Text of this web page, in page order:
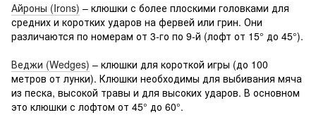
Айроны (Irons) – клюшки с более плоскими головками для
средних и коротких ударов на фервей или грин. Они
различаются по номерам от 3-го по 9-й (лофт от 15° до 45°).
Веджи (Wedges) – клюшки для короткой игры (до 100
метров от лунки). Клюшки необходимы для выбивания мяча
из песка, высокой травы и для высоких ударов. В основном
это клюшки с лофтом от 45° до 60°.